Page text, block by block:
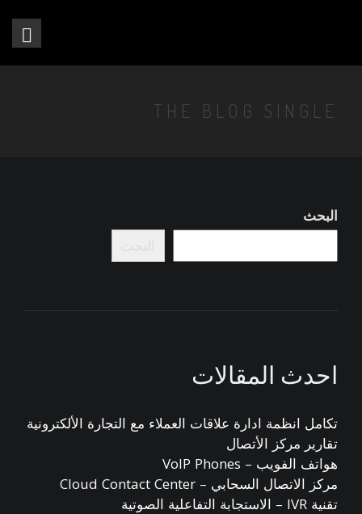
THE BLOG SINGLE
البحث
احدث المقالات
تكامل انظمة ادارة علاقات العملاء مع التجارة الألكترونية
تقارير مركز الأتصال
هواتف الفويب – VoIP Phones
مركز الاتصال السحابي – Cloud Contact Center
تقنية IVR – الاستجابة التفاعلية الصوتية